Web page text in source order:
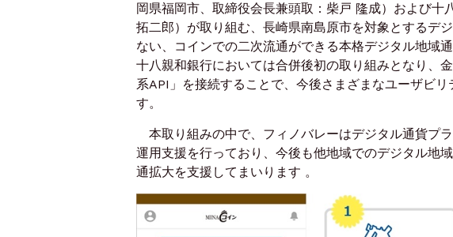
岡県福岡市、取締役会長兼頭取：柴戸 隆成）および
拓二郎）が取り組む、長崎県南島原市を対象とするデ
ない、コインでの二次流通ができる本格デジタル地域
十八親和銀行においては合併後初の取り組みとなり、
系API」を接続することで、今後さまざまなユーザビ
す。
本取り組みの中で、フィノバレーはデジタル通貨プ
運用支援を行っており、今後も他地域でのデジタル地
通拡大を支援してまいります 。